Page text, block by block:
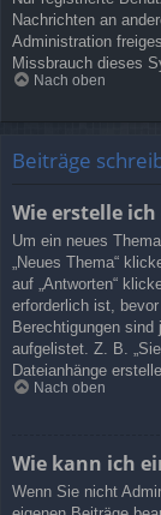
Nachrichten an
Administration
Missbrauch dieses
Nach oben
Beiträge
Wie erstelle
Um ein neues
„Neues Thema“
auf „Antworten“
erforderlich ist,
Berechtigungen
aufgelistet. Z. B.
Dateianhänge
Nach oben
Wie kann ich
Wenn Sie nicht